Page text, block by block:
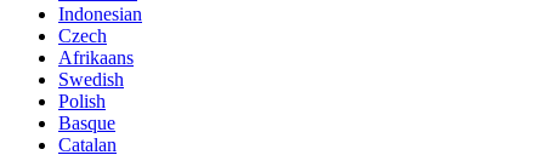
Indonesian
Czech
Afrikaans
Swedish
Polish
Basque
Catalan